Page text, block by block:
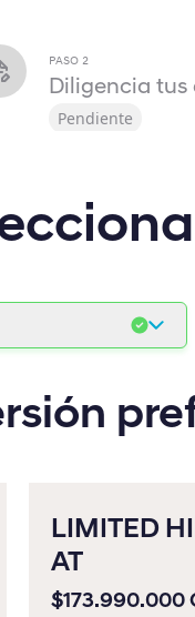
PASO 2
Diligencia tus
Pendiente
LIMITED
AT
$173.990.000